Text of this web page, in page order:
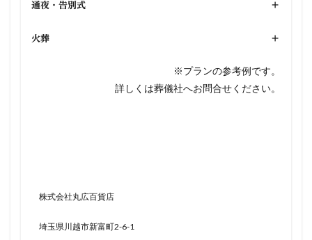
通夜・告別式 +
火葬 +
※プランの参考例です。
詳しくは葬儀社へお問合せください。
株式会社丸広百貨店
埼玉県川越市新富町2-6-1